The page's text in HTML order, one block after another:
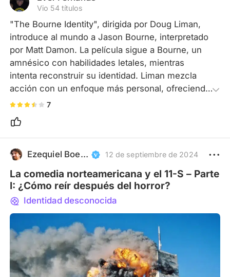
Vio 54 títulos
"The Bourne Identity", dirigida por Doug Liman,
introduce al mundo a Jason Bourne, interpretado
por Matt Damon. La película sigue a Bourne, un
amnésico con habilidades letales, mientras
intenta reconstruir su identidad. Liman mezcla
acción con un enfoque más personal, ofreciendo
una trama que combina thriller de espionaje con
persecución en París, son frescas y
emocionantes para su tiempo. Aunque no es tan
frenética como sus secuelas, establece un tono y
inicio de una saga memorable.
7
Ezequiel Boetti 12 de septiembre de 2024
La comedia norteamericana y el 11-S – Parte
I: ¿Cómo reír después del horror?
Identidad desconocida